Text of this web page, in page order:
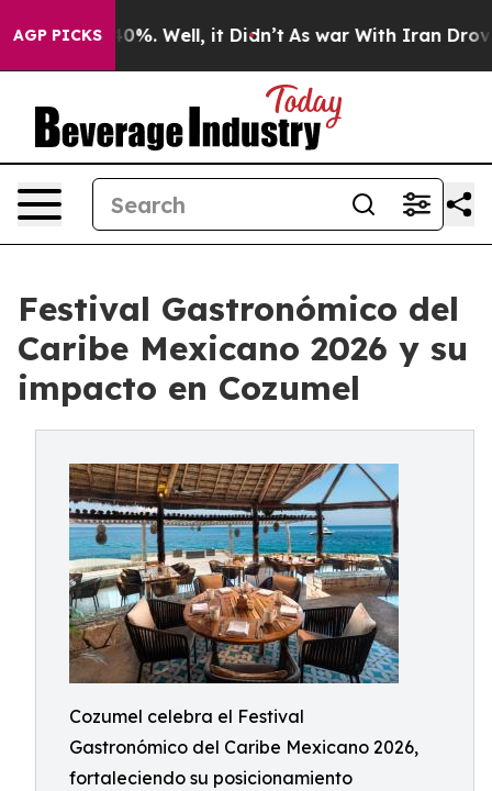
AGP PICKS40%. Well, it Didn’t As war With Iran Drove oil
Festival Gastronómico del
Caribe Mexicano 2026 y su
impacto en Cozumel
Cozumel celebra el Festival
Gastronómico del Caribe Mexicano 2026,
fortaleciendo su posicionamiento